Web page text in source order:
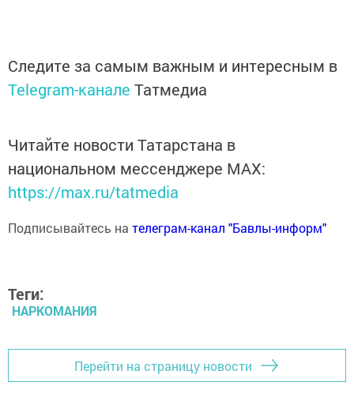
Следите за самым важным и интересным в
Telegram-канале Татмедиа
Читайте новости Татарстана в
национальном мессенджере MАХ:
https://max.ru/tatmedia
Подписывайтесь на телеграм-канал "Бавлы-информ"
Теги:
НАРКОМАНИЯ
Перейти на страницу новости